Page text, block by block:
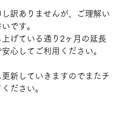
訳ありませんが、ご理解い
です。
げている通り2ヶ月の延長
心してご利用ください。
新していきますのでまたチ
ださい。